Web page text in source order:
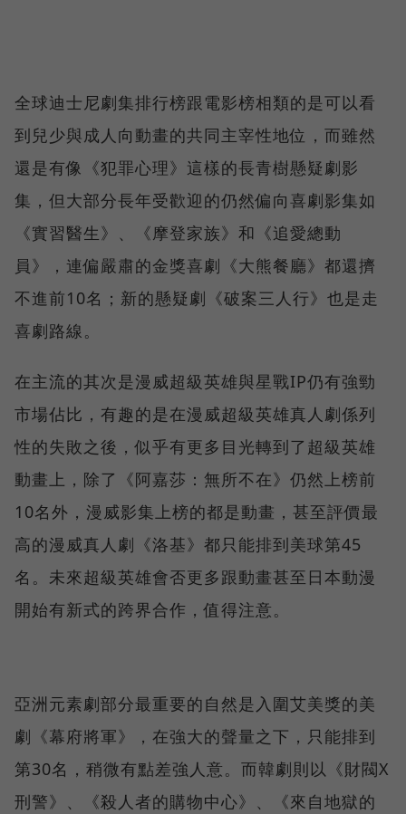
全球迪士尼劇集排行榜跟電影榜相類的是可以看
到兒少與成人向動畫的共同主宰性地位，而雖然
還是有像《犯罪心理》這樣的長青樹懸疑劇影
集，但大部分長年受歡迎的仍然偏向喜劇影集如
《實習醫生》、《摩登家族》和《追愛總動
員》，連偏嚴肅的金獎喜劇《大熊餐廳》都還擠
不進前10名；新的懸疑劇《破案三人行》也是走
喜劇路線。
在主流的其次是漫威超級英雄與星戰IP仍有強勁
市場佔比，有趣的是在漫威超級英雄真人劇係列
性的失敗之後，似乎有更多目光轉到了超級英雄
動畫上，除了《阿嘉莎：無所不在》仍然上榜前
10名外，漫威影集上榜的都是動畫，甚至評價最
高的漫威真人劇《洛基》都只能排到美球第45
名。未來超級英雄會否更多跟動畫甚至日本動漫
開始有新式的跨界合作，值得注意。
亞洲元素劇部分最重要的自然是入圍艾美獎的美
劇《幕府將軍》，在強大的聲量之下，只能排到
第30名，稍微有點差強人意。而韓劇則以《財閥X
刑警》、《殺人者的購物中心》、《來自地獄的